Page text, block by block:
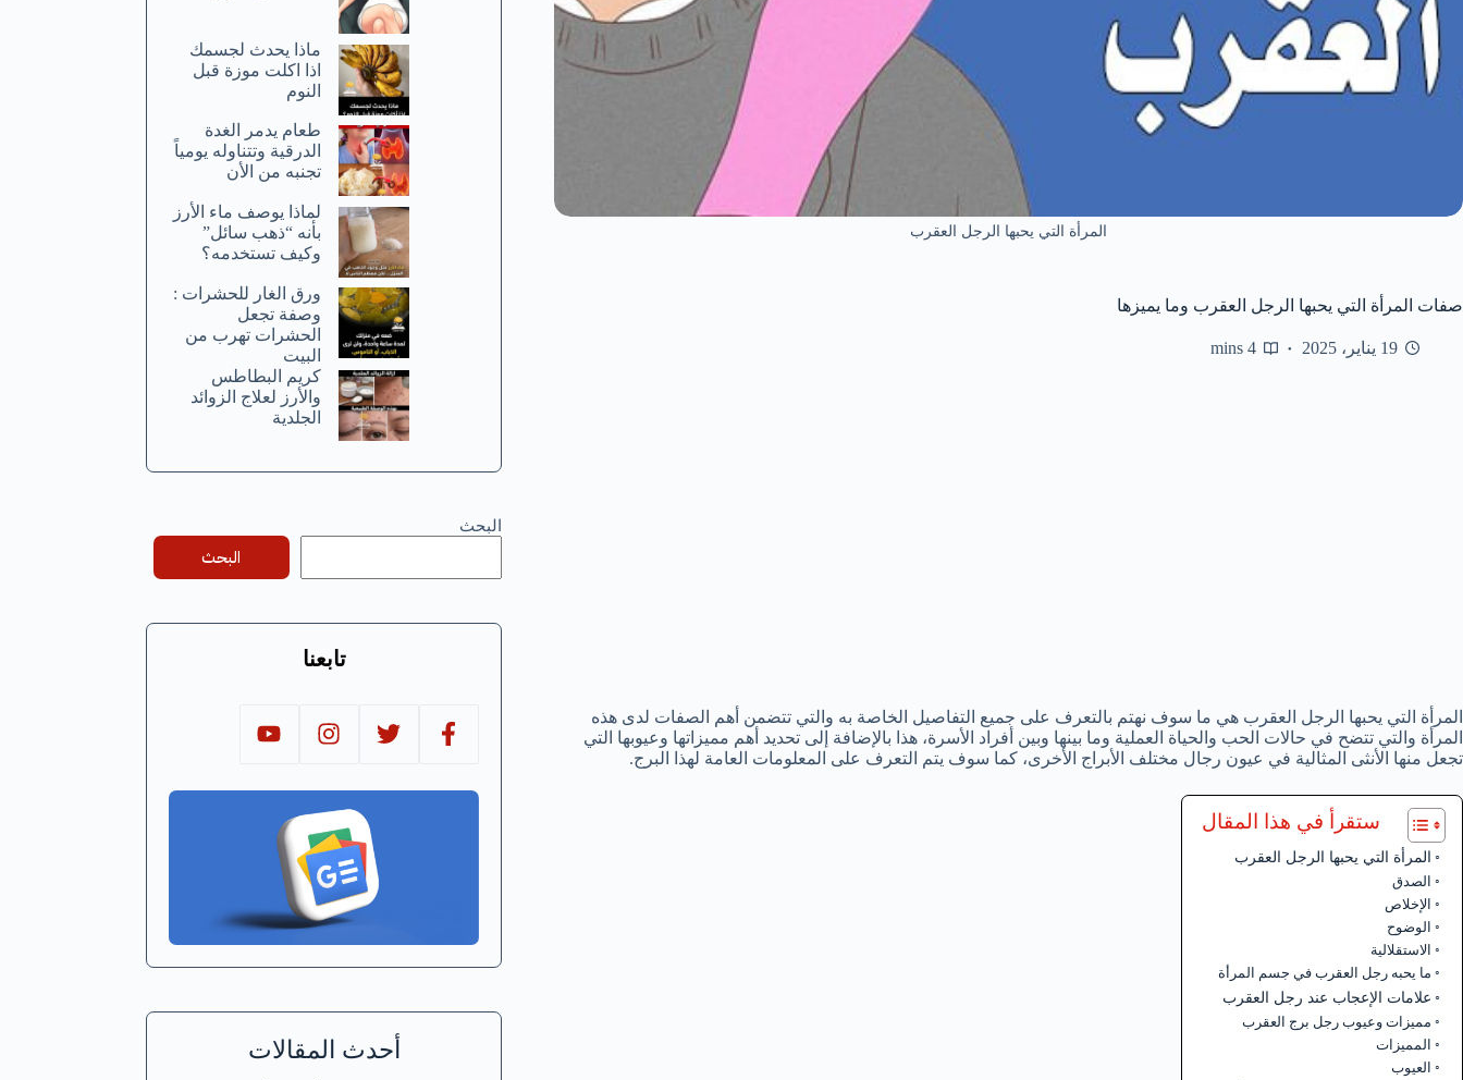
المرأة التي يحبها الرجل العقرب
صفات المرأة التي يحبها الرجل العقرب وما يميزها
19 يناير، 2025 4 mins
المرأة التي يحبها الرجل العقرب هي ما سوف نهتم بالتعرف على جميع التفاصيل الخاصة به والتي تتضمن أهم الصفات لدى هذه
المرأة والتي تتضح في حالات الحب والحياة العملية وما بينها وبين أفراد الأسرة، هذا بالإضافة إلى تحديد أهم مميزاتها وعيوبها التي
تجعل منها الأنثى المثالية في عيون رجال مختلف الأبراج الأخرى، كما سوف يتم التعرف على المعلومات العامة لهذا البرج.
ستقرأ في هذا المقال
المرأة التي يحبها الرجل العقرب
الصدق
الإخلاص
الوضوح
الاستقلالية
ما يحبه رجل العقرب في جسم المرأة
علامات الإعجاب عند رجل العقرب
مميزات وعيوب رجل برج العقرب
المميزات
العيوب
ماذا يحدث لجسمك
اذا اكلت موزة قبل
النوم
طعام يدمر الغدة
الدرقية وتتناوله يومياً
تجنبه من الأن
لماذا يوصف ماء الأرز
بأنه “ذهب سائل”
وكيف تستخدمه؟
ورق الغار للحشرات :
وصفة تجعل
الحشرات تهرب من
البيت
كريم البطاطس
والأرز لعلاج الزوائد
الجلدية
البحث
البحث
تابعنا
أحدث المقالات